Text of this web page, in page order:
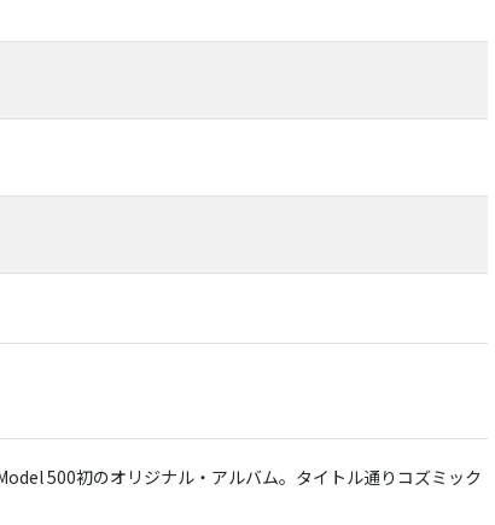
500初のオリジナル・アルバム。タイトル通りコズミック